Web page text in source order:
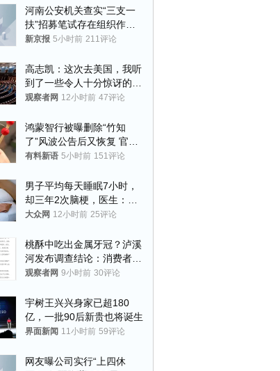
河南公安机关查实“三支一
扶”招募笔试存在组织作弊
犯罪行为
新京报 5小时前 211评论
高志凯：这次去美国，我听
到了一些令人十分惊讶的消
息
观察者网 12小时前 47评论
鸿蒙智行被曝删除“竹知
了”风波公告后又恢复 官媒
曾力挺：劝华为要大度的，
有料新语 5小时前 151评论
男子平均每天睡眠7小时，
却三年2次脑梗，医生：这
样睡觉更伤身
大众网 12小时前 25评论
桃酥中吃出金属牙冠？泸溪
河发布调查结论：消费者已
澄清，所发视频情况不属实
观察者网 9小时前 30评论
宇树王兴兴身家已超180
亿，一批90后新贵也将诞生
界面新闻 11小时前 59评论
网友曝公司实行“上四休